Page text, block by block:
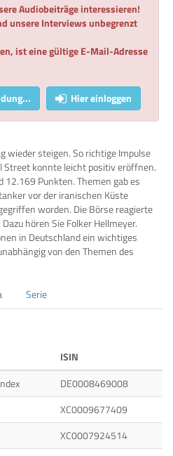
Audiobeiträge interessieren!
unsere Interviews unbegrenzt
ist eine gültige E-Mail-Adresse
Hier einloggen
wieder steigen. So richtige Impulse
Street konnte leicht positiv eröffnen.
12.169 Punkten. Themen gab es
vor der iranischen Küste
worden. Die Börse reagierte
hören Sie Folker Hellmeyer.
in Deutschland ein wichtiges
von den Themen des
Serie
ISIN
DE0008469008
XC0009677409
XC0007924514